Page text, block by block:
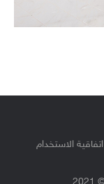
اتفاقية الاستخدام